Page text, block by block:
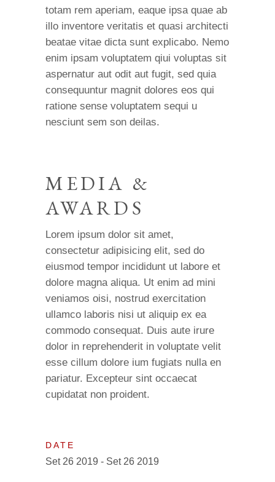
totam rem aperiam, eaque ipsa quae ab
illo inventore veritatis et quasi architecti
beatae vitae dicta sunt explicabo. Nemo
enim ipsam voluptatem qiui voluptas sit
aspernatur aut odit aut fugit, sed quia
consequuntur magnit dolores eos qui
ratione sense voluptatem sequi u
nesciunt sem son deilas.
MEDIA &
AWARDS
Lorem ipsum dolor sit amet,
consectetur adipisicing elit, sed do
eiusmod tempor incididunt ut labore et
dolore magna aliqua. Ut enim ad mini
veniamos oisi, nostrud exercitation
ullamco laboris nisi ut aliquip ex ea
commodo consequat. Duis aute irure
dolor in reprehenderit in voluptate velit
esse cillum dolore ium fugiats nulla en
pariatur. Excepteur sint occaecat
cupidatat non proident.
DATE
Set 26 2019 - Set 26 2019